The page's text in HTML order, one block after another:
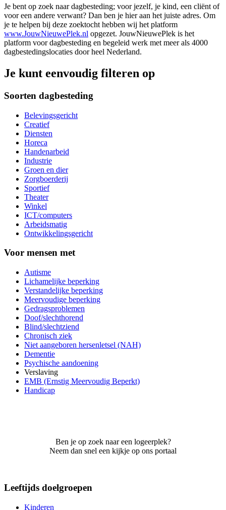
Je bent op zoek naar dagbesteding; voor jezelf, je kind, een cliënt of
voor een andere verwant? Dan ben je hier aan het juiste adres. Om
je te helpen bij deze zoektocht hebben wij het platform
www.JouwNieuwePlek.nl opgezet. JouwNieuwePlek is het
platform voor dagbesteding en begeleid werk met meer als 4000
dagbestedingslocaties door heel Nederland.
Je kunt eenvoudig filteren op
Soorten dagbesteding
Belevingsgericht
Creatief
Diensten
Horeca
Handenarbeid
Industrie
Groen en dier
Zorgboerderij
Sportief
Theater
Winkel
ICT/computers
Arbeidsmatig
Ontwikkelingsgericht
Voor mensen met
Autisme
Lichamelijke beperking
Verstandelijke beperking
Meervoudige beperking
Gedragsproblemen
Doof/slechthorend
Blind/slechtziend
Chronisch ziek
Niet aangeboren hersenletsel (NAH)
Dementie
Psychische aandoening
Verslaving
EMB (Ernstig Meervoudig Beperkt)
Handicap
Ben je op zoek naar een logeerplek?
Neem dan snel een kijkje op ons portaal
Leeftijds doelgroepen
Kinderen